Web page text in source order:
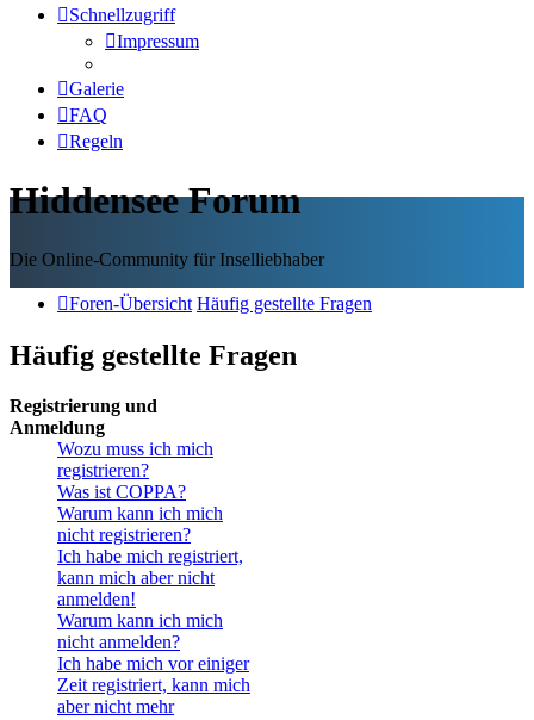
Schnellzugriff
Impressum
Galerie
FAQ
Regeln
Hiddensee Forum
Die Online-Community für Inselliebhaber
Foren-Übersicht Häufig gestellte Fragen
Häufig gestellte Fragen
Registrierung und
Anmeldung
Wozu muss ich mich
registrieren?
Was ist COPPA?
Warum kann ich mich
nicht registrieren?
Ich habe mich registriert,
kann mich aber nicht
anmelden!
Warum kann ich mich
nicht anmelden?
Ich habe mich vor einiger
Zeit registriert, kann mich
aber nicht mehr